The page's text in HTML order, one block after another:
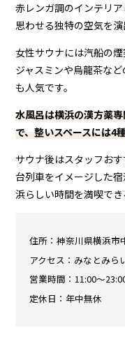
赤レンガ調のインテリ
思わせる独特の空気を演
女性サウナには汽船の
ジャスミンや烏龍茶な
も人気です。
水風呂は横浜の漢方薬
で、整いスペースには4
サウナ後はスタッフお
台列車をイメージした
浜らしい時間を満喫でき
住所：神奈川県横浜市
アクセス：みなとみら
営業時間：11:00〜
定休日：年中無休